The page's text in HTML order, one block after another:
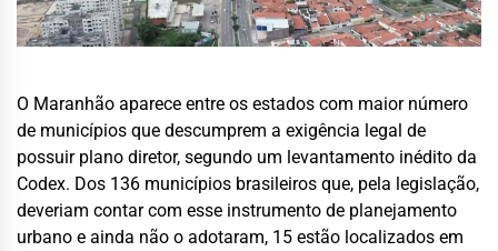
O Maranhão aparece entre os estados com maior número
de municípios que descumprem a exigência legal de
possuir plano diretor, segundo um levantamento inédito da
Codex. Dos 136 municípios brasileiros que, pela legislação,
deveriam contar com esse instrumento de planejamento
urbano e ainda não o adotaram, 15 estão localizados em